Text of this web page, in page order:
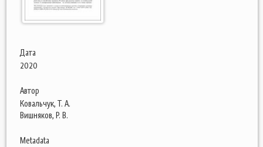
Дата
2020
Автор
Ковальчук, Т. А.
Вишняков, Р. В.
Metadata